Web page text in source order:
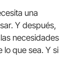
una
Y después,
necesidades
lo que sea. Y si